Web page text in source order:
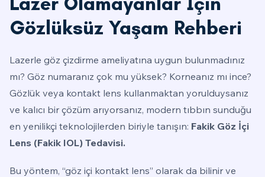
Gözlüksüz Yaşam Rehberi
Lazerle göz çizdirme ameliyatına uygun bulunmadınız
mı? Göz numaranız çok mu yüksek? Korneanız mı ince?
Gözlük veya kontakt lens kullanmaktan yorulduysanız
ve kalıcı bir çözüm arıyorsanız, modern tıbbın sunduğu
en yenilikçi teknolojilerden biriyle tanışın: Fakik Göz İçi
Lens (Fakik IOL) Tedavisi.
Bu yöntem, “göz içi kontakt lens” olarak da bilinir ve